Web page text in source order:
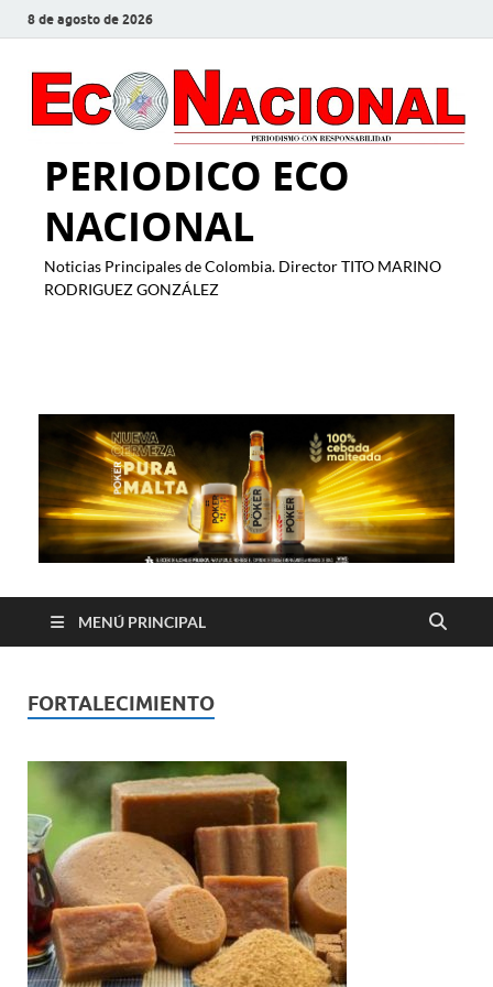
8 de agosto de 2026
PERIODICO ECO
NACIONAL
Noticias Principales de Colombia. Director TITO MARINO
RODRIGUEZ GONZÁLEZ
MENÚ PRINCIPAL
FORTALECIMIENTO